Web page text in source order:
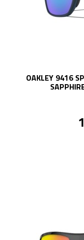
OAKLEY 9416